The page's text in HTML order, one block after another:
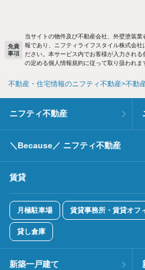
免責
事項
当サイトの物件及び不動産会社、外壁塗装
報であり、ニフティライフスタイル株式会
ださい。本サービス内でお客様が入力され
の定める個人情報規約に従って取り扱われま
不動産・住宅情報のニフティ不動産 不動
ニフティ不動産
＼Because／ ニフティ不動産
賃貸
月極駐車場 賃貸事務所・賃貸オフ
貸し倉庫
新築一戸建て